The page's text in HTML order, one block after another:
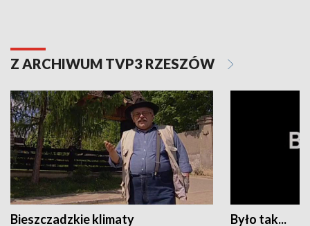
Z ARCHIWUM TVP3 RZESZÓW
Bieszczadzkie klimaty Było tak...